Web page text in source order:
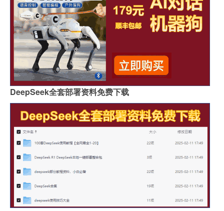
DeepSeek全套部署资料免费下载